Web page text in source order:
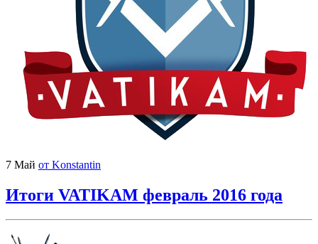
7 Май от Konstantin
Итоги VATIKAM февраль 2016 года